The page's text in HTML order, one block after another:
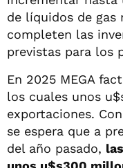
de líquidos de gas
completen las
previstas para los
En 2025 MEGA
los cuales unos
exportaciones.
se espera que a
del año pasado,